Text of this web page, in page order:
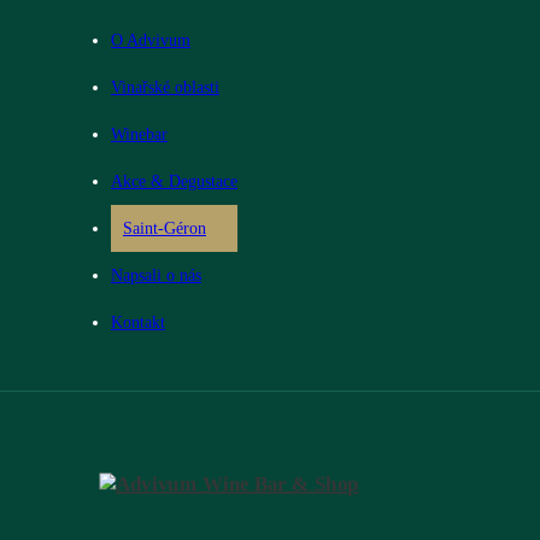
O Advivum
Vinařské oblasti
Winebar
Akce & Degustace
Saint-Géron
Napsali o nás
Kontakt